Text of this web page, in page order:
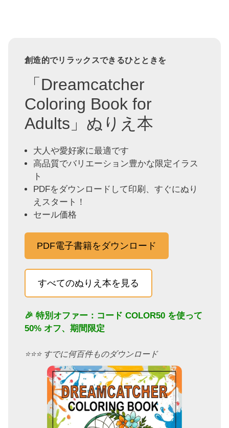
創造的でリラックスできるひとときを
「Dreamcatcher
Coloring Book for
Adults」ぬりえ本
大人や愛好家に最適です
高品質でバリエーション豊かな限定イラス
ト
PDFをダウンロードして印刷、すぐにぬり
えスタート！
セール価格
PDF電子書籍をダウンロード
すべてのぬりえ本を見る
🎉 特別オファー：コード COLOR50 を使って
50% オフ、期間限定
⭐️⭐️⭐️ すでに何百件ものダウンロード